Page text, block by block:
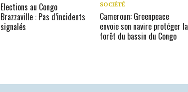
Elections au Congo
Brazzaville : Pas d’incidents
signalés
SOCIÉTÉ
Cameroun: Greenpeace
envoie son navire protéger la
forêt du bassin du Congo